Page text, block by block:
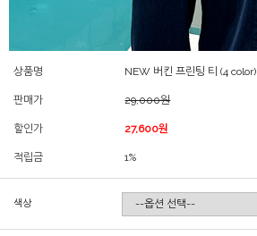
상품명 NEW 버킨 프린팅 티 (4 color)
판매가 29,000원
할인가 27,600원
적립금 1%
색상